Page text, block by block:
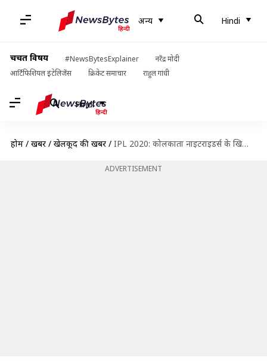
अन्य Hindi
चर्चित विषय #NewsBytesExplainer
नरेंद्र मोदी
आर्टिफिशियल इंटेलिजेंस
क्रिकेट समाचार राहुल गांधी
Hindi
होम / खबरें / खेलकूद की खबरें / IPL 2020: कोलकाता नाइटराइडर्स के खिलाफ कैसा रहा है विराट कोहली का प्रदर्शन?
ADVERTISEMENT